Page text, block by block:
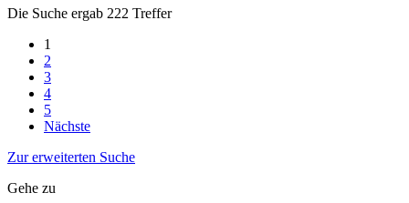
Die Suche ergab 222 Treffer
1
2
3
4
5
Nächste
Zur erweiterten Suche
Gehe zu